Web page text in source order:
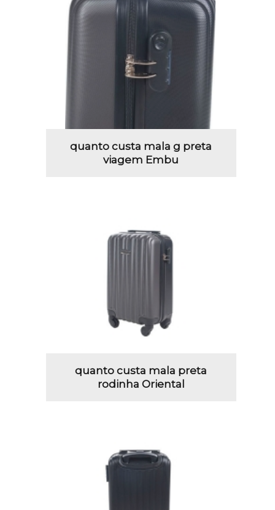
quanto custa mala g preta
viagem Embu
quanto custa mala preta
rodinha Oriental